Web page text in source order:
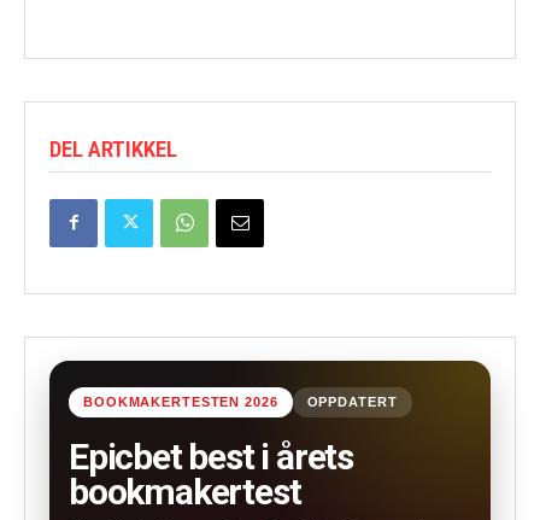
DEL ARTIKKEL
BOOKMAKERTESTEN 2026 OPPDATERT
Epicbet best i årets
bookmakertest